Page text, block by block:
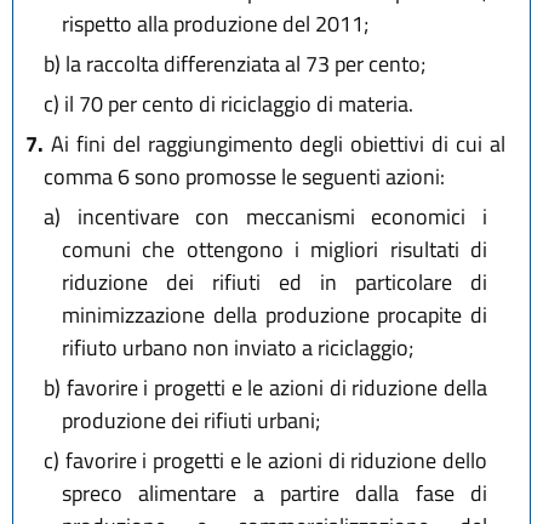
rispetto alla produzione del 2011;
b) la raccolta differenziata al 73 per cento;
c) il 70 per cento di riciclaggio di materia.
7. Ai fini del raggiungimento degli obiettivi di cui al
comma 6 sono promosse le seguenti azioni:
a) incentivare con meccanismi economici i
comuni che ottengono i migliori risultati di
riduzione dei rifiuti ed in particolare di
minimizzazione della produzione procapite di
rifiuto urbano non inviato a riciclaggio;
b) favorire i progetti e le azioni di riduzione della
produzione dei rifiuti urbani;
c) favorire i progetti e le azioni di riduzione dello
spreco alimentare a partire dalla fase di